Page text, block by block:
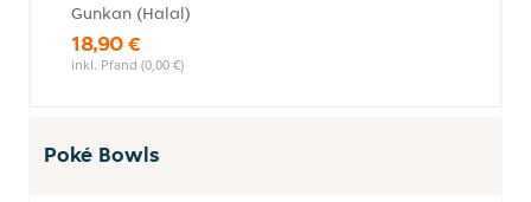
Gunkan (Halal)
18,90 €
inkl. Pfand (0,00 €)
Poké Bowls